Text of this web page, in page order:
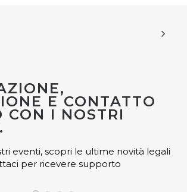
E CONTATTO
CON I NOSTRI
eventi, scopri le ultime novità legali
per ricevere supporto